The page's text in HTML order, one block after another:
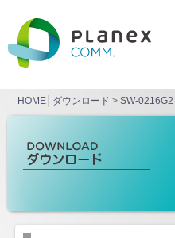
HOME ダウンロード > SW-0216G2